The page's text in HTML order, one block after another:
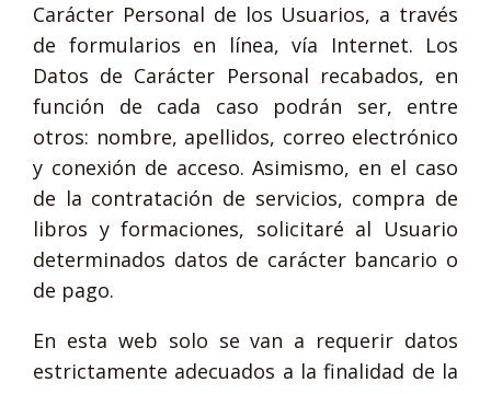
Carácter Personal de los Usuarios, a través
de formularios en línea, vía Internet. Los
Datos de Carácter Personal recabados, en
función de cada caso podrán ser, entre
otros: nombre, apellidos, correo electrónico
y conexión de acceso. Asimismo, en el caso
de la contratación de servicios, compra de
libros y formaciones, solicitaré al Usuario
determinados datos de carácter bancario o
de pago.
En esta web solo se van a requerir datos
estrictamente adecuados a la finalidad de la